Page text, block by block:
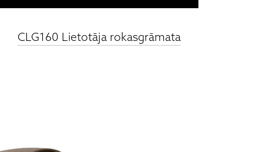
CLG160 Lietotāja rokasgrāmata